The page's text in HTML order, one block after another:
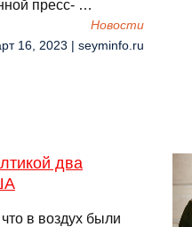
пресс- …
Новости
16, 2023 | seyminfo.ru
два
в воздух были